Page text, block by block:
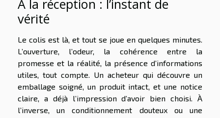
À la réception : l’instant de
vérité
Le colis est là, et tout se joue en quelques minutes.
L’ouverture, l’odeur, la cohérence entre la
promesse et la réalité, la présence d’informations
utiles, tout compte. Un acheteur qui découvre un
emballage soigné, un produit intact, et une notice
claire, a déjà l’impression d’avoir bien choisi. À
l’inverse, un conditionnement douteux ou une